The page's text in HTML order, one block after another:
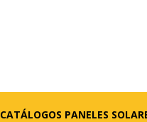
CATÁLOGOS PANELES